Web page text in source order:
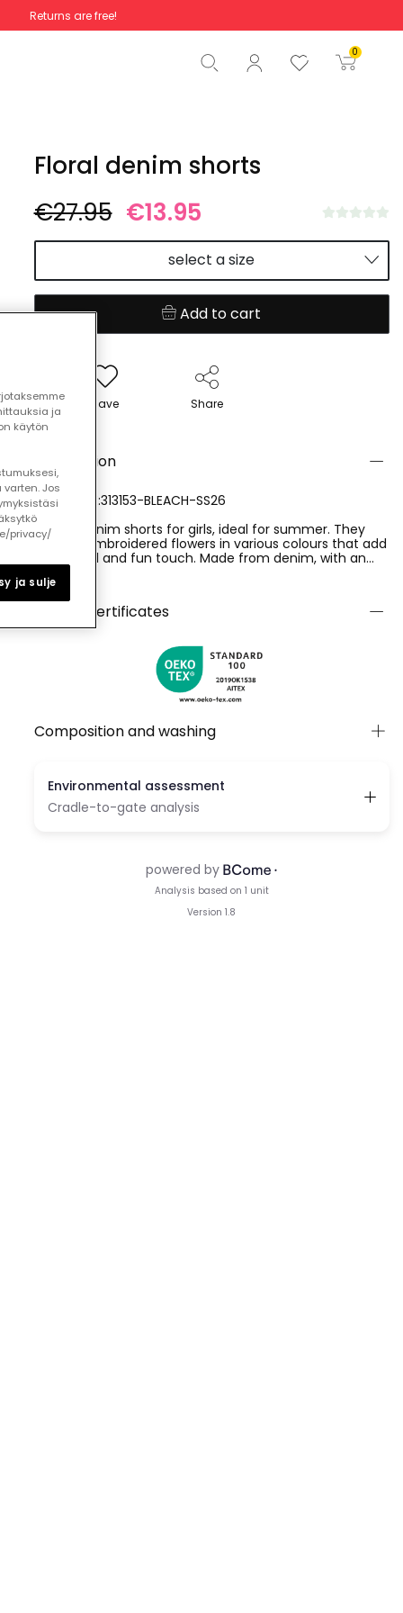
Returns are free!
0
Total €0.00
Start order
Floral denim shorts
€27.95 €13.95
select a size
Add to cart
Save Share
Description
REFERENCE:313153-BLEACH-SS26
Bleach denim shorts for girls, ideal for summer. They
feature embroidered flowers in various colours that add
a cheerful and fun touch. Made from denim, with an
adjustable waistband and an interior button, they offer
durability and comfort for daily wear. Available in sizes
from 12 months to 10 years, they adapt to different
growth stages. Pair them with plain blouses to make the
floral pattern stand out.
Ver más
Quality certificates
Composition and washing
ja
käytön
Jos
privacy/
ja sulje